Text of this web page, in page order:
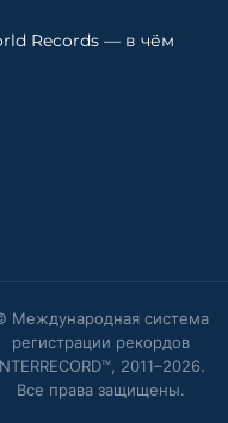
Records — в чём
Международная система
регистрации рекордов
2011–2026.
Все права защищены.